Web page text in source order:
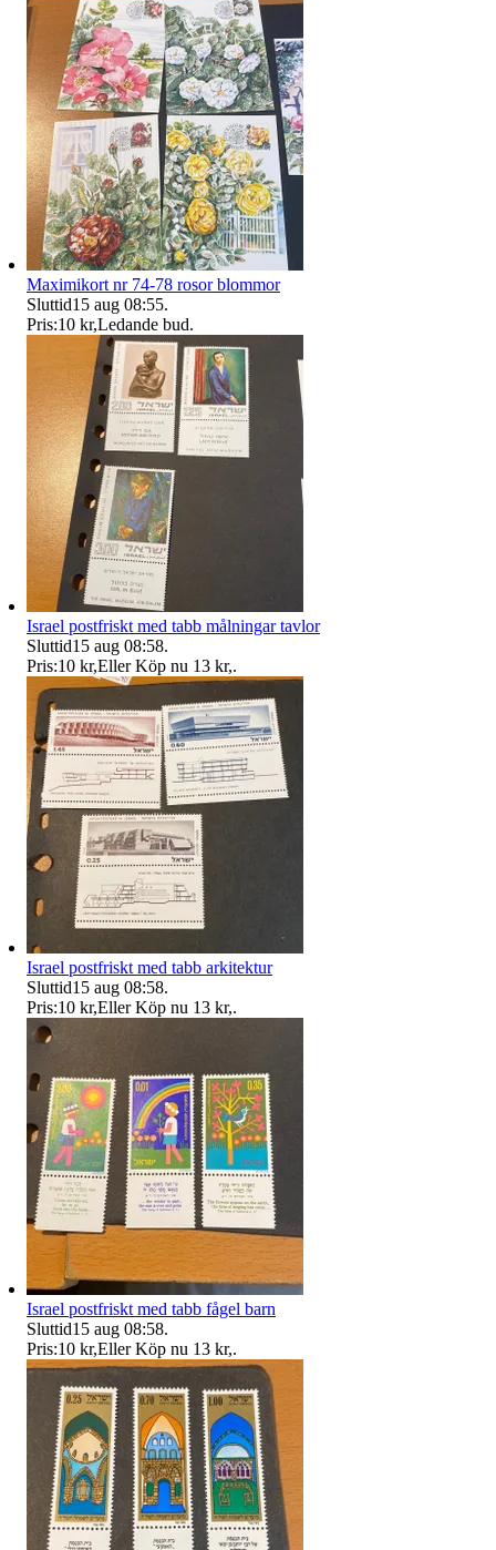
Maximikort nr 74-78 rosor blommor
Sluttid15 aug 08:55.
Pris:10 kr,Ledande bud.
Israel postfriskt med tabb målningar tavlor
Sluttid15 aug 08:58.
Pris:10 kr,Eller Köp nu 13 kr,.
Israel postfriskt med tabb arkitektur
Sluttid15 aug 08:58.
Pris:10 kr,Eller Köp nu 13 kr,.
Israel postfriskt med tabb fågel barn
Sluttid15 aug 08:58.
Pris:10 kr,Eller Köp nu 13 kr,.